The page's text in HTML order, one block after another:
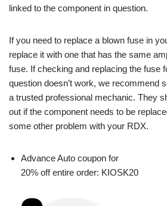
linked to the component in question.
If you need to replace a blown fuse in
replace it with one that has the same
fuse. If checking and replacing the fuse
question doesn’t work, we recommend
a trusted professional mechanic. They
out if the component needs to be
some other problem with your RDX.
Advance Auto coupon for
20% off entire order: KIOSK20